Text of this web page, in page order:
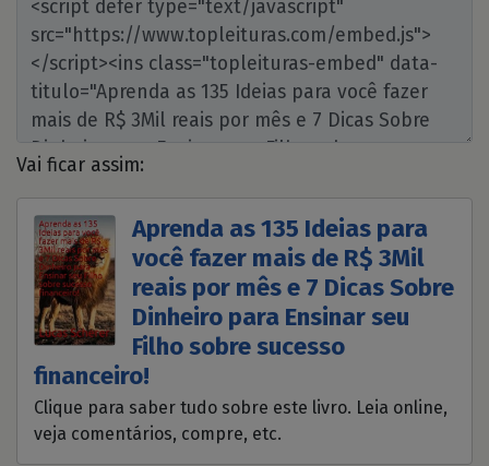
Vai ficar assim:
Aprenda as 135 Ideias para
você fazer mais de R$ 3Mil
reais por mês e 7 Dicas Sobre
Dinheiro para Ensinar seu
Filho sobre sucesso
financeiro!
Clique para saber tudo sobre este livro. Leia online,
veja comentários, compre, etc.